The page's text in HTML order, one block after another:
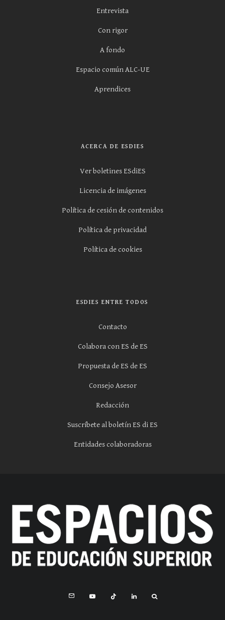
Entrevista
Con rigor
A fondo
Espacio común ALC-UE
Aprendices
ACERCA DE ESDIES
Ver boletines ESdiES
Licencia de imágenes
Política de cesión de contenidos
Política de privacidad
Política de cookies
ESDIES ENTRE TODOS
Contacto
Colabora con ES de ES
Propuesta de ES de ES
Consejo Asesor
Redacción
Suscríbete al boletín ES di ES
Entidades colaboradoras